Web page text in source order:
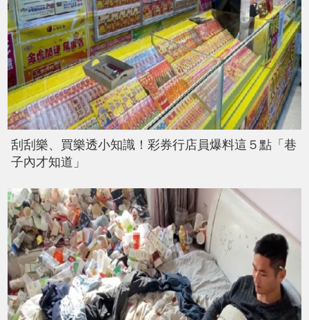
刮刮樂、買樂透小知識！彩券行店員爆料這５點「巷
子內才知道」